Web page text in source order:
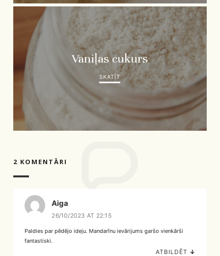
Vaniļas cukurs
SKATĪT
2 KOMENTĀRI
Aiga
26/10/2023 AT 22:15
Paldies par pēdējo ideju. Mandarīnu ievārijums garšo vienkārši
fantastiski.
ATBILDĒT ↓